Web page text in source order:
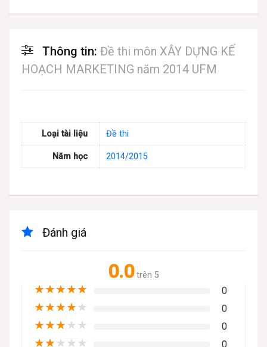
Thông tin: Đề thi môn XÂY DỰNG KẾ
HOẠCH MARKETING năm 2014 UFM
Loại tài liệu Đề thi
Năm học 2014/2015
Đánh giá
0.0 trên 5
★★★★★ 0
★★★★★ 0
★★★★★ 0
★★★★★ 0